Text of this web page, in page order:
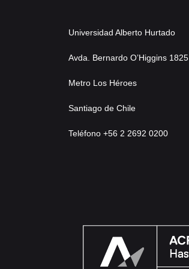
Universidad Alberto Hurtado
Avda. Bernardo O’Higgins 1825
Metro Los Héroes
Santiago de Chile
Teléfono +56 2 2692 0200